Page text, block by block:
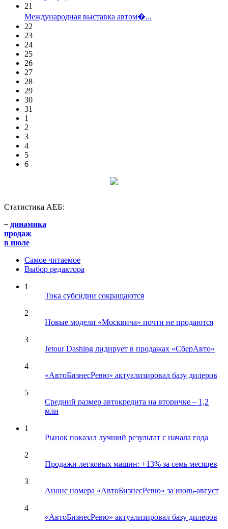
21
Международная выставка автом�...
22
23
24
25
26
27
28
29
30
31
1
2
3
4
5
6
Статистика АЕБ:
– динамика
продаж
в июле
Самое читаемое
Выбор редактора
1
Тока субсидии сокращаются
2
Новые модели «Москвича» почти не продаются
3
Jetour Dashing лидирует в продажах «СберАвто»
4
«АвтоБизнесРевю» актуализировал базу дилеров
5
Средний размер автокредита на вторичке – 1,2
млн
1
Рынок показал лучший результат с начала года
2
Продажи легковых машин: +13% за семь месяцев
3
Анонс номера «АвтоБизнесРевю» за июль-август
4
«АвтоБизнесРевю» актуализировал базу дилеров